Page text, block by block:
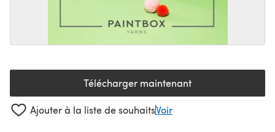
Télécharger maintenant(s'ouvre dans un nouvel
Ajouter à la liste de souhaitsVoir